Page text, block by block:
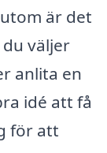
är det
väljer
anlita en
idé att få
för att